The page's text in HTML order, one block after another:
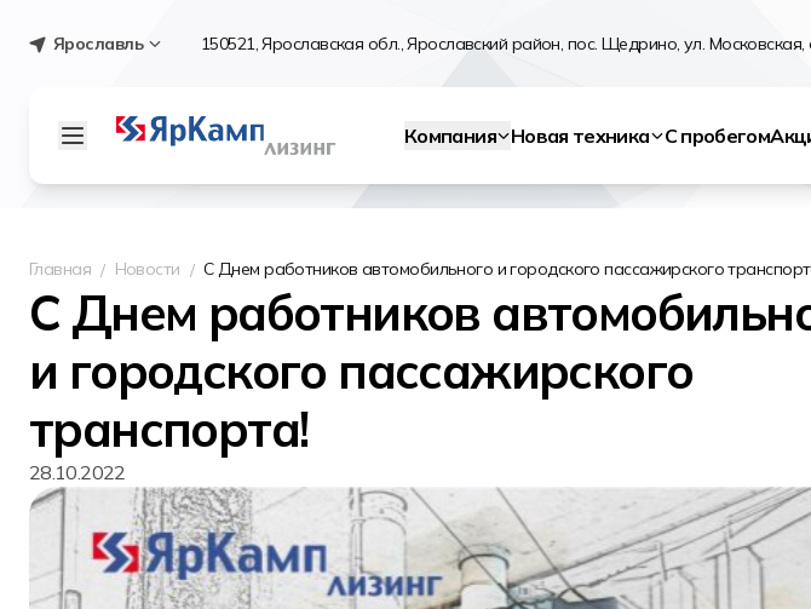
Ярославль 150521, Ярославская обл., Ярославский район, пос. Щедрино, ул. Московская,
Компания Новая техника С пробегом
Главная Новости С Днем работников автомобильного и городского пассажирского
С Днем работников
и городского пассажирского
транспорта!
28.10.2022